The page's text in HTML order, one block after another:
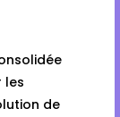
les
de